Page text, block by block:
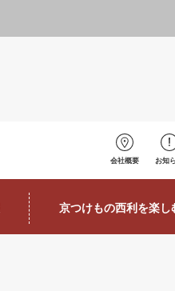
会社概要 お知
京つけもの西利を楽し